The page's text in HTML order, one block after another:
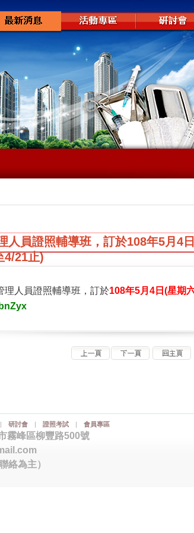
人員證照輔導班，訂於108年5月4
4/21止)
理人員證照輔導班，訂於108年5月4日 (星期
研討會 | 證照考試 | 會員專區
霧峰區柳豐路500號
絡為主）